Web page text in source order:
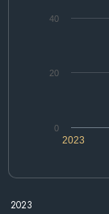
2023
0
20
40
2023